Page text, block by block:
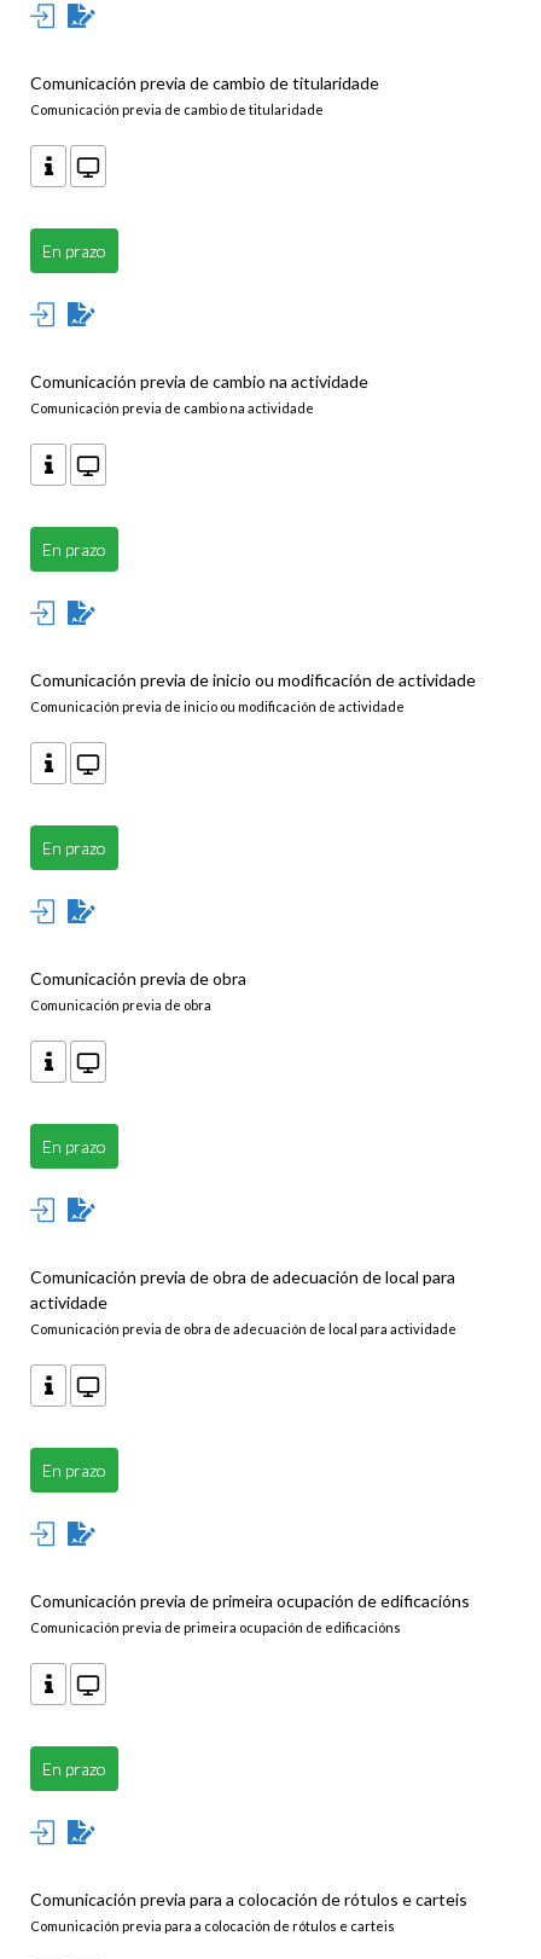
Comunicación previa de cambio de titularidade
Comunicación previa de cambio de titularidade
En prazo
Comunicación previa de cambio na actividade
Comunicación previa de cambio na actividade
En prazo
Comunicación previa de inicio ou modificación de actividade
Comunicación previa de inicio ou modificación de actividade
En prazo
Comunicación previa de obra
Comunicación previa de obra
En prazo
Comunicación previa de obra de adecuación de local para
actividade
Comunicación previa de obra de adecuación de local para actividade
En prazo
Comunicación previa de primeira ocupación de edificacións
Comunicación previa de primeira ocupación de edificacións
En prazo
Comunicación previa para a colocación de rótulos e carteis
Comunicación previa para a colocación de rótulos e carteis